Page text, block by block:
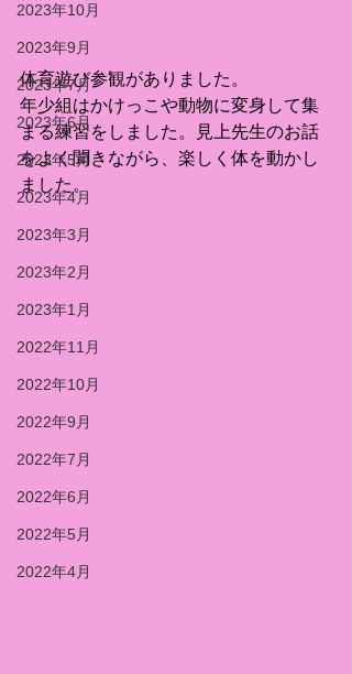
2023年10月
2023年9月
2023年7月
2023年6月
2023年5月
2023年4月
2023年3月
2023年2月
2023年1月
2022年11月
2022年10月
2022年9月
2022年7月
2022年6月
2022年5月
2022年4月
体育遊び参観がありました。
年少組はかけっこや動物に変身して集
まる練習をしました。見上先生のお話
をよく聞きながら、楽しく体を動かし
ました。